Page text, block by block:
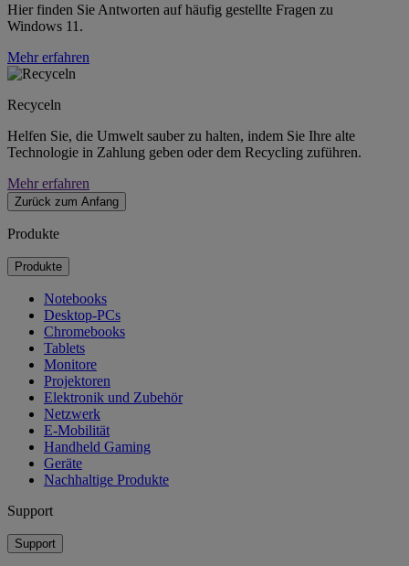
Hier finden Sie Antworten auf häufig gestellte Fragen zu
Windows 11.
Mehr erfahren
Recyceln
Helfen Sie, die Umwelt sauber zu halten, indem Sie Ihre alte
Technologie in Zahlung geben oder dem Recycling zuführen.
Mehr erfahren
Zurück zum Anfang
Produkte
Produkte
Notebooks
Desktop-PCs
Chromebooks
Tablets
Monitore
Projektoren
Elektronik und Zubehör
Netzwerk
E-Mobilität
Handheld Gaming
Geräte
Nachhaltige Produkte
Support
Support